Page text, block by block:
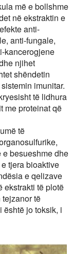
më e bollshme
në ekstraktin e
anti-
anti-fungale,
kancerogjene
njihet
shëndetin
imunitar.
të lidhura
me proteinat që
të
besueshme dhe
tjera bioaktive
e qelizave
ekstrakti të plotë
të
është jo toksik, i